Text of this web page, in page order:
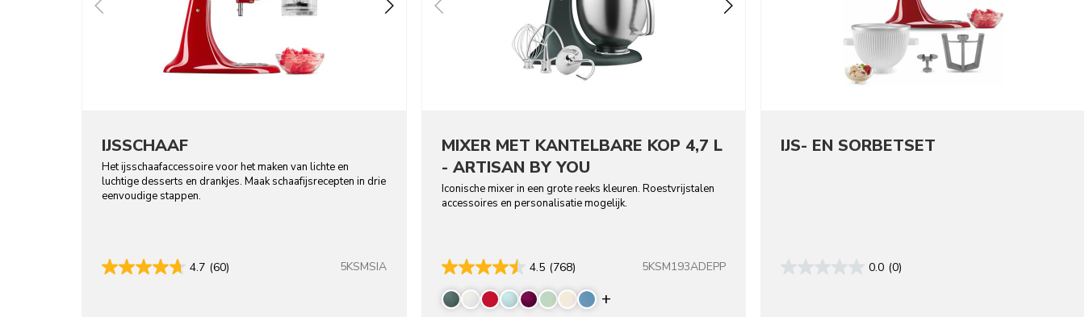
IJSSCHAAF
Het ijsschaafaccessoire voor het maken van lichte en
luchtige desserts en drankjes. Maak schaafijsrecepten in drie
eenvoudige stappen.
4.7 (60) 5KSMSIA
MIXER MET KANTELBARE KOP 4,7 L
- ARTISAN BY YOU
Iconische mixer in een grote reeks kleuren. Roestvrijstalen
accessoires en personalisatie mogelijk.
4.5 (768) 5KSM193ADEPP
Display more colors
IJS- EN SORBETSET
0.0 (0)